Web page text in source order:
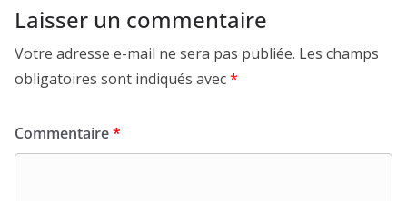
Laisser un commentaire
Votre adresse e-mail ne sera pas publiée. Les champs
obligatoires sont indiqués avec*
Commentaire*